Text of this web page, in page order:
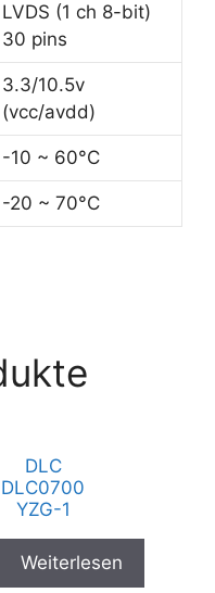
LVDS (1 ch 8-bit)
30 pins
3.3/10.5v
(vcc/avdd)
-10 ~ 60°C
-20 ~ 70°C
DLC
DLC0700
YZG-1
Weiterlesen